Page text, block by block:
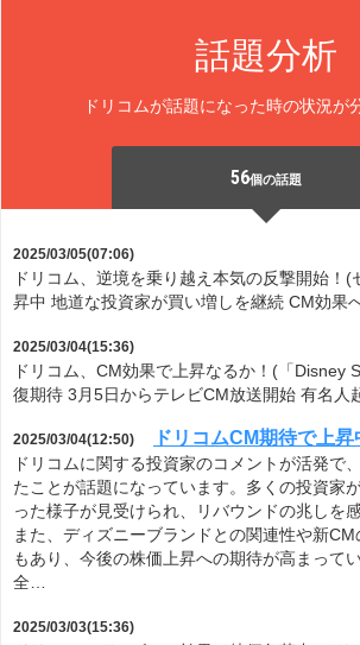
話題分析
ドリコムが話題になった時の状況が
56個の話題
2025/03/05(07:06)
ドリコム、逆境を乗り越え本気の反撃開始！(
昇中 地道な投資家が買い増しを継続 CM効果
2025/03/04(15:36)
ドリコム、CM効果で上昇なるか！(「Disney
復期待 3月5日からテレビCM放送開始 有名人
2025/03/04(12:50) ドリコムCM期待で上昇
ドリコムに関する投資家のコメントが活発で
たことが話題になっています。多くの投資家
った様子が見受けられ、リバウンドの兆しを
また、ディズニーブランドとの関連性や新
もあり、今後の株価上昇への期待が高まって
全…
2025/03/03(15:36)